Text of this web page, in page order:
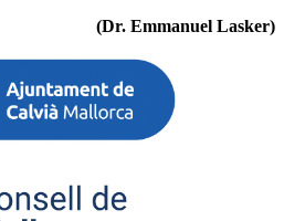
(Dr. Emmanuel Lasker)